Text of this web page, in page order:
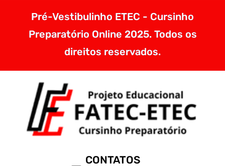
Pré-Vestibulinho ETEC - Cursinho
Preparatório Online 2025. Todos os
direitos reservados.
CONTATOS